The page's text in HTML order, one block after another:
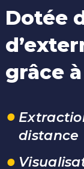
Dotée
grâce
distance